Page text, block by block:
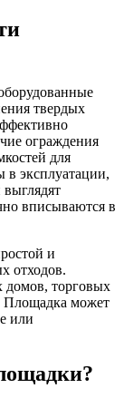
твердых
ограждения
для
в эксплуатации,
вписываются в
и
отходов.
домов, торговых
Площадка может
или